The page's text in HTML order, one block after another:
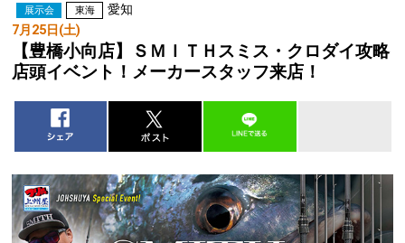
展示会 東海
愛知
7月25日(土)
【豊橋小向店】ＳＭＩＴＨスミス・クロダイ攻略
店頭イベント！メーカースタッフ来店！